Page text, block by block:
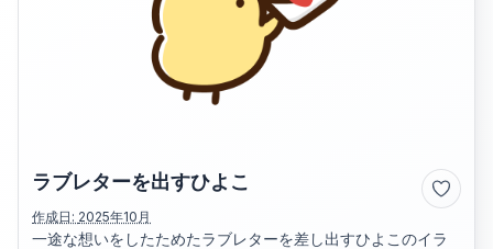
ラブレターを出すひよこ
作成日: 2025年10月
一途な想いをしたためたラブレターを差し出すひよこのイラ